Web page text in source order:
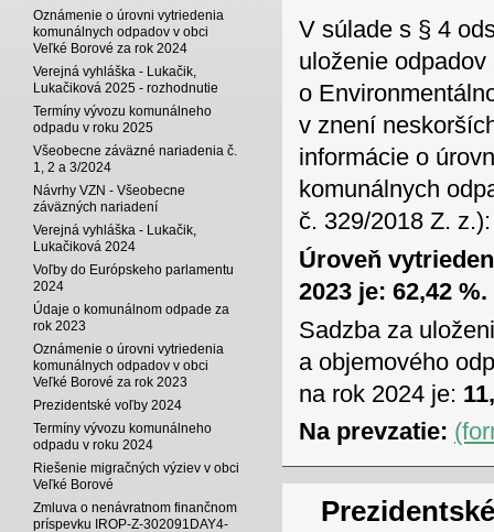
Oznámenie o úrovni vytriedenia
komunálnych odpadov v obci
Veľké Borové za rok 2024
Verejná vyhláška - Lukačik,
Lukačiková 2025 - rozhodnutie
Termíny vývozu komunálneho
odpadu v roku 2025
Všeobecne záväzné nariadenia č.
1, 2 a 3/2024
Návrhy VZN - Všeobecne
záväzných nariadení
Verejná vyhláška - Lukačik,
Lukačiková 2024
Voľby do Európskeho parlamentu
2024
Údaje o komunálnom odpade za
rok 2023
Oznámenie o úrovni vytriedenia
komunálnych odpadov v obci
Veľké Borové za rok 2023
Prezidentské voľby 2024
Termíny vývozu komunálneho
odpadu v roku 2024
Riešenie migračných výziev v obci
Veľké Borové
Zmluva o nenávratnom finančnom
príspevku IROP-Z-302091DAY4-
V súlade s § 4
uloženie
o
v znení
informácie o
komunálnych
č. 329/2018 Z. z.):
Úroveň
2023 je: 62,42 %.
Sadzba za
a objemového
na rok 2024 je:
Na prevzatie: